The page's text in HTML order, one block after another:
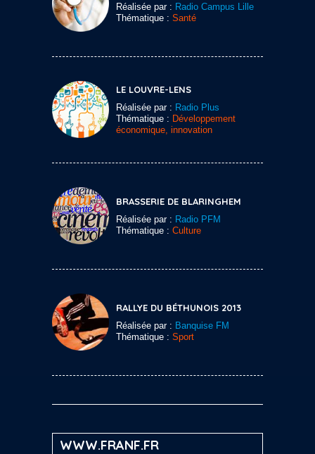
Réalisée par : Radio Campus Lille
Thématique : Santé
LE LOUVRE-LENS
Réalisée par : Radio Plus
Thématique : Développement
économique, innovation
BRASSERIE DE BLARINGHEM
Réalisée par : Radio PFM
Thématique : Culture
RALLYE DU BÉTHUNOIS 2013
Réalisée par : Banquise FM
Thématique : Sport
WWW.FRANF.FR